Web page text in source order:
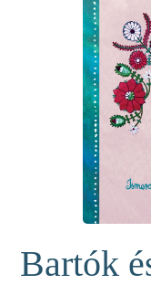
Bartók